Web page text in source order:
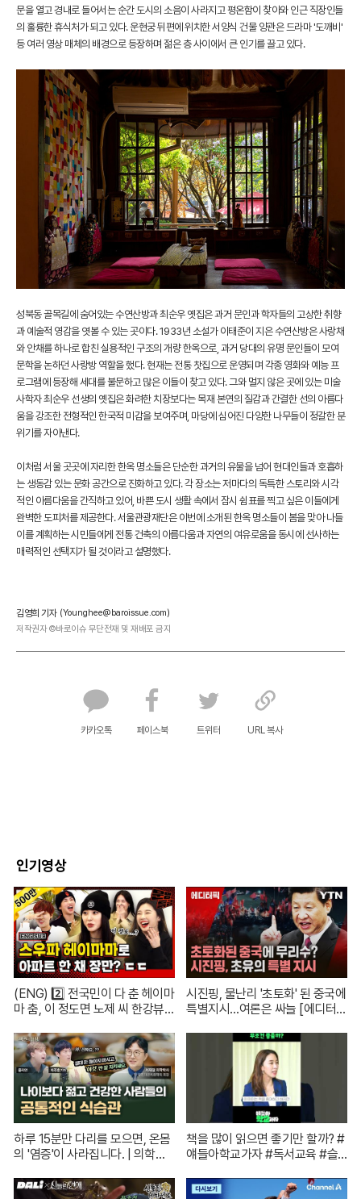
문을 열고 경내로 들어서는 순간 도시의 소음이 사라지고 평온함이 찾아와 인근 직장인들
의 훌륭한 휴식처가 되고 있다. 운현궁 뒤편에 위치한 서양식 건물 양관은 드라마 '도깨비'
등 여러 영상 매체의 배경으로 등장하며 젊은 층 사이에서 큰 인기를 끌고 있다.
성북동 골목길에 숨어있는 수연산방과 최순우 옛집은 과거 문인과 학자들의 고상한 취향
과 예술적 영감을 엿볼 수 있는 곳이다. 1933년 소설가 이태준이 지은 수연산방은 사랑채
와 안채를 하나로 합친 실용적인 구조의 개량 한옥으로, 과거 당대의 유명 문인들이 모여
문학을 논하던 사랑방 역할을 했다. 현재는 전통 찻집으로 운영되며 각종 영화와 예능 프
로그램에 등장해 세대를 불문하고 많은 이들이 찾고 있다. 그와 멀지 않은 곳에 있는 미술
사학자 최순우 선생의 옛집은 화려한 치장보다는 목재 본연의 질감과 간결한 선의 아름다
움을 강조한 전형적인 한국적 미감을 보여주며, 마당에 심어진 다양한 나무들이 정갈한 분
위기를 자아낸다.
이처럼 서울 곳곳에 자리한 한옥 명소들은 단순한 과거의 유물을 넘어 현대인들과 호흡하
는 생동감 있는 문화 공간으로 진화하고 있다. 각 장소는 저마다의 독특한 스토리와 시각
적인 아름다움을 간직하고 있어, 바쁜 도시 생활 속에서 잠시 쉼표를 찍고 싶은 이들에게
완벽한 도피처를 제공한다. 서울관광재단은 이번에 소개된 한옥 명소들이 봄을 맞아 나들
이를 계획하는 시민들에게 전통 건축의 아름다움과 자연의 여유로움을 동시에 선사하는
매력적인 선택지가 될 것이라고 설명했다.
김영희 기자 (Younghee@baroissue.com)
저작권자 ©바로이슈 무단전재 및 재배포 금지
카카오톡 페이스북 트위터 URL 복사
인기영상
(ENG) 2️⃣ 전국민이 다 춘 헤이마
마 춤, 이 정도면 노제 씨 한강뷰
(순수한 궁금증) / [문명특급 EP.2
22-2]
시진핑, 물난리 '초토화' 된 중국에
특별지시…여론은 싸늘 [에디터
하루 15분만 다리를 모으면, 온몸
의 '염증'이 사라집니다. | 의학박
자 [백년의 아침 1화 FULL]
책을 많이 읽으면 좋기만 할까? #
얘들아학교가자 #독서교육 #슬